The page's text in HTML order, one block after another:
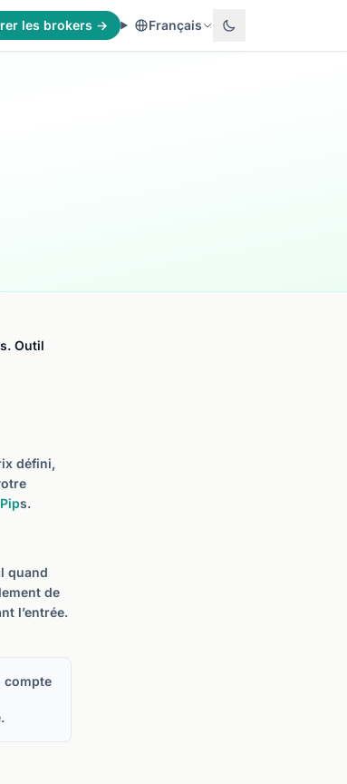
les brokers → Français
Outil
défini,
Pips.
quand
de
l’entrée.
compte